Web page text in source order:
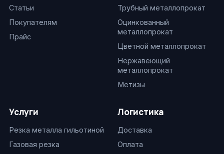
Статьи
Покупателям
Прайс
Трубный металлопрокат
Оцинкованный
металлопрокат
Цветной металлопрокат
Нержавеющий
металлопрокат
Метизы
Услуги
Резка металла гильотиной
Газовая резка
Логистика
Доставка
Оплата